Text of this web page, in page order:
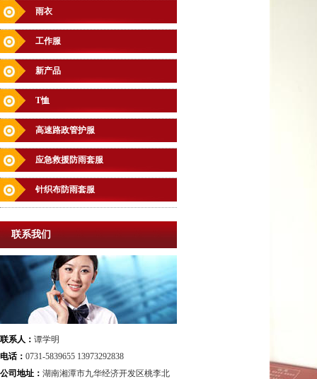
雨衣
工作服
新产品
T恤
高速路政管护服
应急救援防雨套服
针织布防雨套服
联系我们
联系人： 谭学明
电话： 0731-5839655 13973292838
公司地址： 湖南湘潭市九华经济开发区桃李北